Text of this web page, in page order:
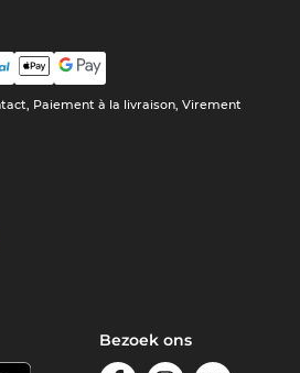
Paiement à la livraison, Virement
Bezoek ons